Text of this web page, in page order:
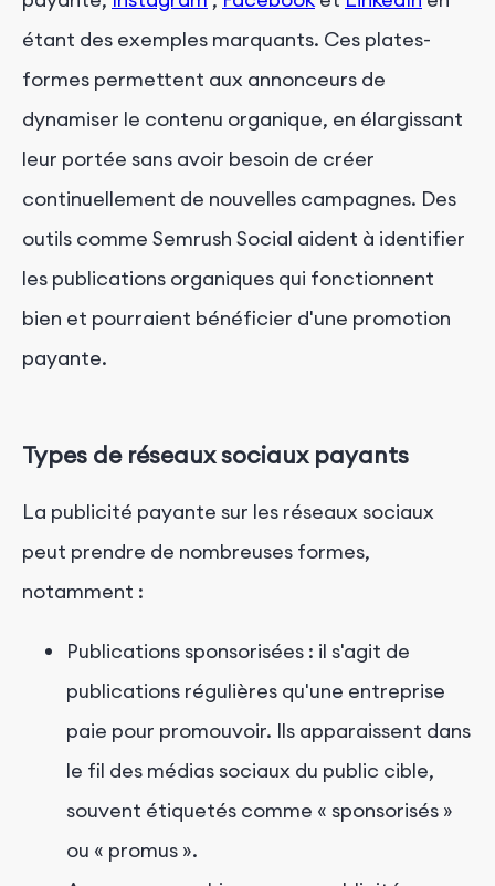
étant des exemples marquants. Ces plates-
formes permettent aux annonceurs de
dynamiser le contenu organique, en élargissant
leur portée sans avoir besoin de créer
continuellement de nouvelles campagnes. Des
outils comme Semrush Social aident à identifier
les publications organiques qui fonctionnent
bien et pourraient bénéficier d'une promotion
payante.
Types de réseaux sociaux payants
La publicité payante sur les réseaux sociaux
peut prendre de nombreuses formes,
notamment :
Publications sponsorisées : il s'agit de
publications régulières qu'une entreprise
paie pour promouvoir. Ils apparaissent dans
le fil des médias sociaux du public cible,
souvent étiquetés comme « sponsorisés »
ou « promus ».